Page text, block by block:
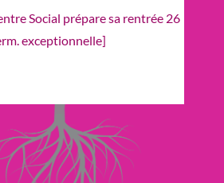
Social prépare sa rentrée 26
exceptionnelle]